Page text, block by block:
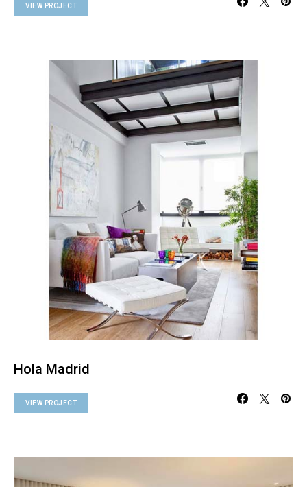
VIEW PROJECT
Hola Madrid
VIEW PROJECT